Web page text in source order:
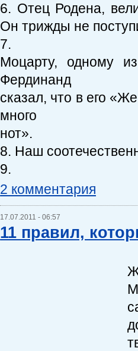
6. Отец Родена,
Он трижды не
7.
Моцарту, одному
Фердинанд
сказал, что в его
много
нот».
8. Наш
9.
2 комментария
17.07.2011 - 06:57
11 правил,